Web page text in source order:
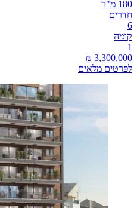
180 מ"ר
חדרים
6
קומה
1
לפרטים מלאים